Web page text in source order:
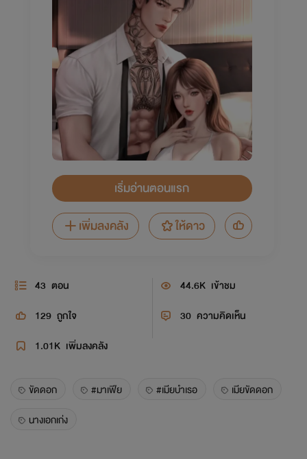
เริ่มอ่านตอนแรก
เพิ่มลงคลัง
ให้ดาว
43 ตอน 44.6K เข้าชม
129 ถูกใจ 30 ความคิดเห็น
1.01K เพิ่มลงคลัง
ขัดดอก #มาเฟีย #เมียบำเรอ
เมียขัดดอก
นางเอกเก่ง